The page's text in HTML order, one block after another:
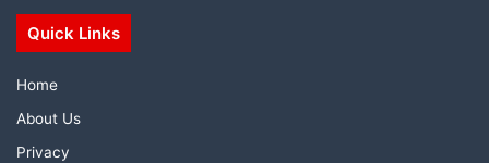
Quick Links
Home
About Us
Privacy